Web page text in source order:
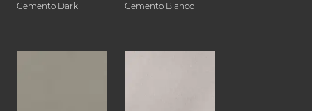
Cemento Dark Cemento Bianco